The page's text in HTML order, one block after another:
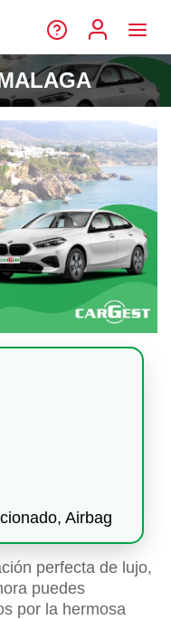
Airbag
perfecta de lujo,
puedes
por la hermosa